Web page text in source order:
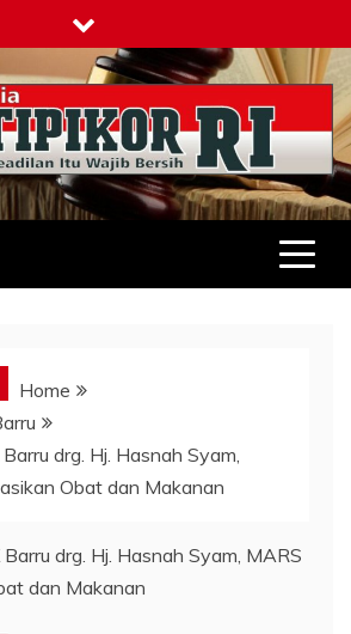
Home
drg. Hj. Hasnah Syam,
Obat dan Makanan